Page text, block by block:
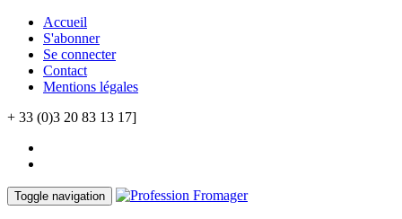
Accueil
S'abonner
Se connecter
Contact
Mentions légales
+ 33 (0)3 20 83 13 17]
Toggle navigation